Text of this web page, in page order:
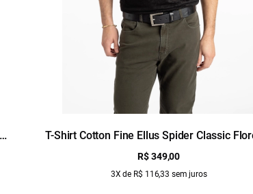
T-Shirt Cotton Fine Ellus Spider Classic
R$ 349,00
3X de R$ 116,33 sem juros